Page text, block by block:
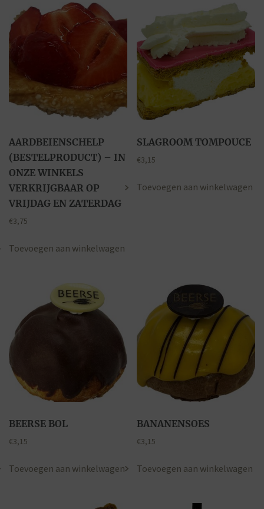
AARDBEIENSCHELP
(BESTELPRODUCT) – IN
ONZE WINKELS
VERKRIJGBAAR OP
VRIJDAG EN ZATERDAG
€3,75
Toevoegen aan winkelwagen
SLAGROOM TOMPOUCE
€3,15
Toevoegen aan winkelwagen
BEERSE BOL
€3,15
Toevoegen aan winkelwagen
BANANENSOES
€3,15
Toevoegen aan winkelwagen